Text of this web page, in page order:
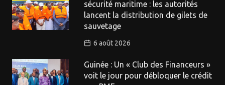
sécurité maritime : les autorités
lancent la distribution de gilets de
sauvetage
6 août 2026
Guinée : Un « Club des Financeurs »
voit le jour pour débloquer le crédit